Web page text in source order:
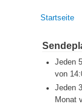
Startseite
Jeden
von
Jeden
Monat